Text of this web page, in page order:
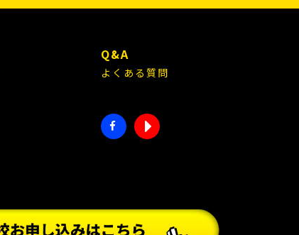
Q&A
よくある質問